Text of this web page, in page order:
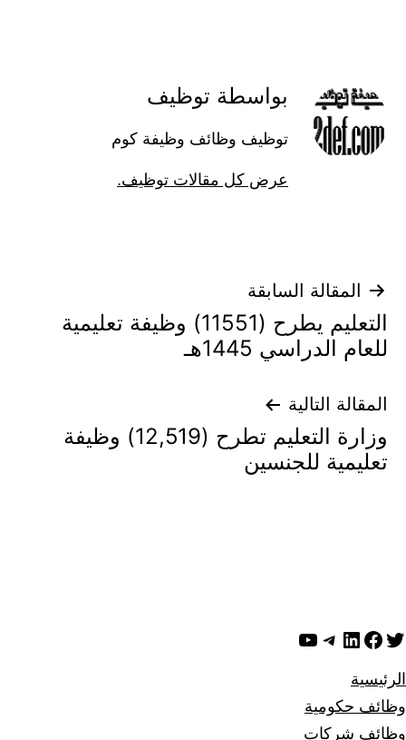
بواسطة توظيف
توظيف وظائف وظيفة كوم
عرض كل مقالات توظيف.
تصفّح
المقالات
المقالة السابقة
التعليم يطرح (11551) وظيفة تعليمية
للعام الدراسي 1445هـ
المقالة التالية
وزارة التعليم تطرح (12,519) وظيفة
تعليمية للجنسين
تويترفيسبوك
لينكد إن تيليجرام
يوتيوب
الرئيسية
وظائف حكومية
وظائف شركات